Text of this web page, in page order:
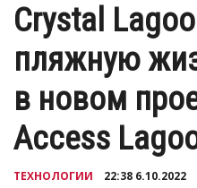
Crystal
пляжную
в новом
Access
ТЕХНОЛОГИИ 22:38 6.10.2022